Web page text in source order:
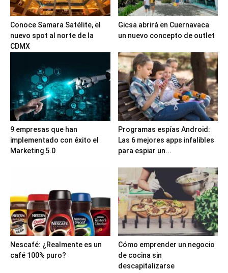
Conoce Samara Satélite, el
nuevo spot al norte de la
CDMX
Gicsa abrirá en Cuernavaca
un nuevo concepto de outlet
9 empresas que han
implementado con éxito el
Marketing 5.0
Programas espías Android:
Las 6 mejores apps infalibles
para espiar un...
Nescafé: ¿Realmente es un
café 100% puro?
Cómo emprender un negocio
de cocina sin
descapitalizarse